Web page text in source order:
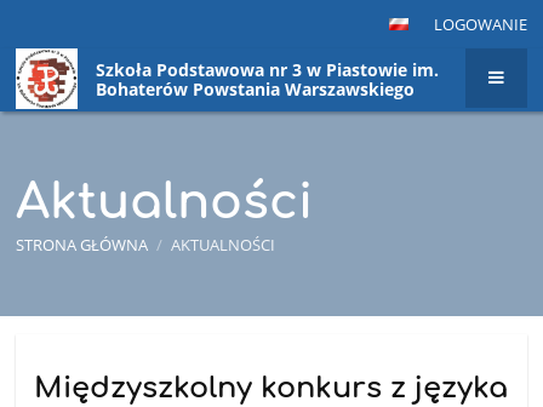
LOGOWANIE
Szkoła Podstawowa nr 3 w Piastowie im.
Bohaterów Powstania Warszawskiego
Aktualności
STRONA GŁÓWNA / AKTUALNOŚCI
Międzyszkolny konkurs z języka